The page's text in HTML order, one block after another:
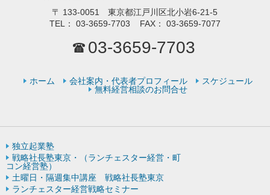
〒 133-0051 東京都江戸川区北小岩6-21-5
TEL：
03-3659-7703 FAX： 03-3659-7077
03-3659-7703
ホーム 会社案内・代表者プロフィール
スケジュール
無料経営相談のお問合せ
独立起業塾
戦略社長塾東京・（ランチェスター経営・町
コン経営塾）
土曜日・隔週集中講座 戦略社長塾東京
ランチェスター経営戦略セミナー